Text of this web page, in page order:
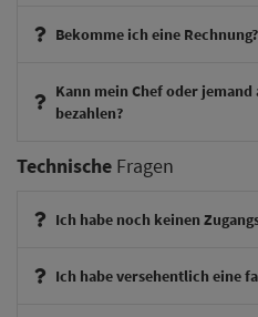
Bekomme ich eine Rechnung?
Kann mein Chef oder
bezahlen?
Technische Fragen
Ich habe noch keinen
Ich habe versehentlich eine